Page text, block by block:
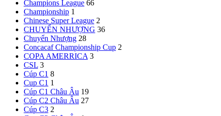
Champions League 66
Championship 1
Chinese Super League 2
CHUYỂN NHƯỢNG 36
Chuyển Nhượng 28
Concacaf Championship Cup 2
COPA AMERRICA 3
CSL 3
Cúp C1 8
Cup C1 1
Cúp C1 Châu Âu 19
Cúp C2 Châu Âu 27
Cúp C3 2